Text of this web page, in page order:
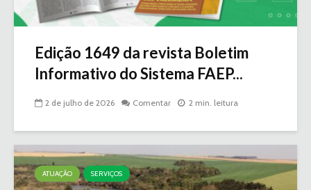
Edição 1649 da revista Boletim
Informativo do Sistema FAEP...
2 de julho de 2026 Comentar 2 min. leitura
ATUAÇÃO SERVIÇOS